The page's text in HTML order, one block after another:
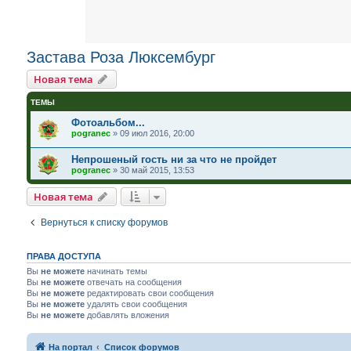
Застава Роза Люксембург
Новая тема
ТЕМЫ
Фотоальбом...
pogranec» 09 июл 2016, 20:00
Непрошеный гость ни за что не пройдет
pogranec» 30 май 2015, 13:53
Новая тема
Вернуться к списку форумов
ПРАВА ДОСТУПА
Вы не можетеначинать темы
Вы не можетеотвечать на сообщения
Вы не можетередактировать свои сообщения
Вы не можетеудалять свои сообщения
Вы не можетедобавлять вложения
На портал Список форумов